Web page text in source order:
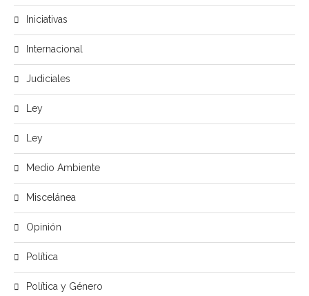
Iniciativas
Internacional
Judiciales
Ley
Ley
Medio Ambiente
Miscelánea
Opinión
Política
Política y Género